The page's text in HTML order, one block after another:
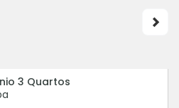
3 Quartos